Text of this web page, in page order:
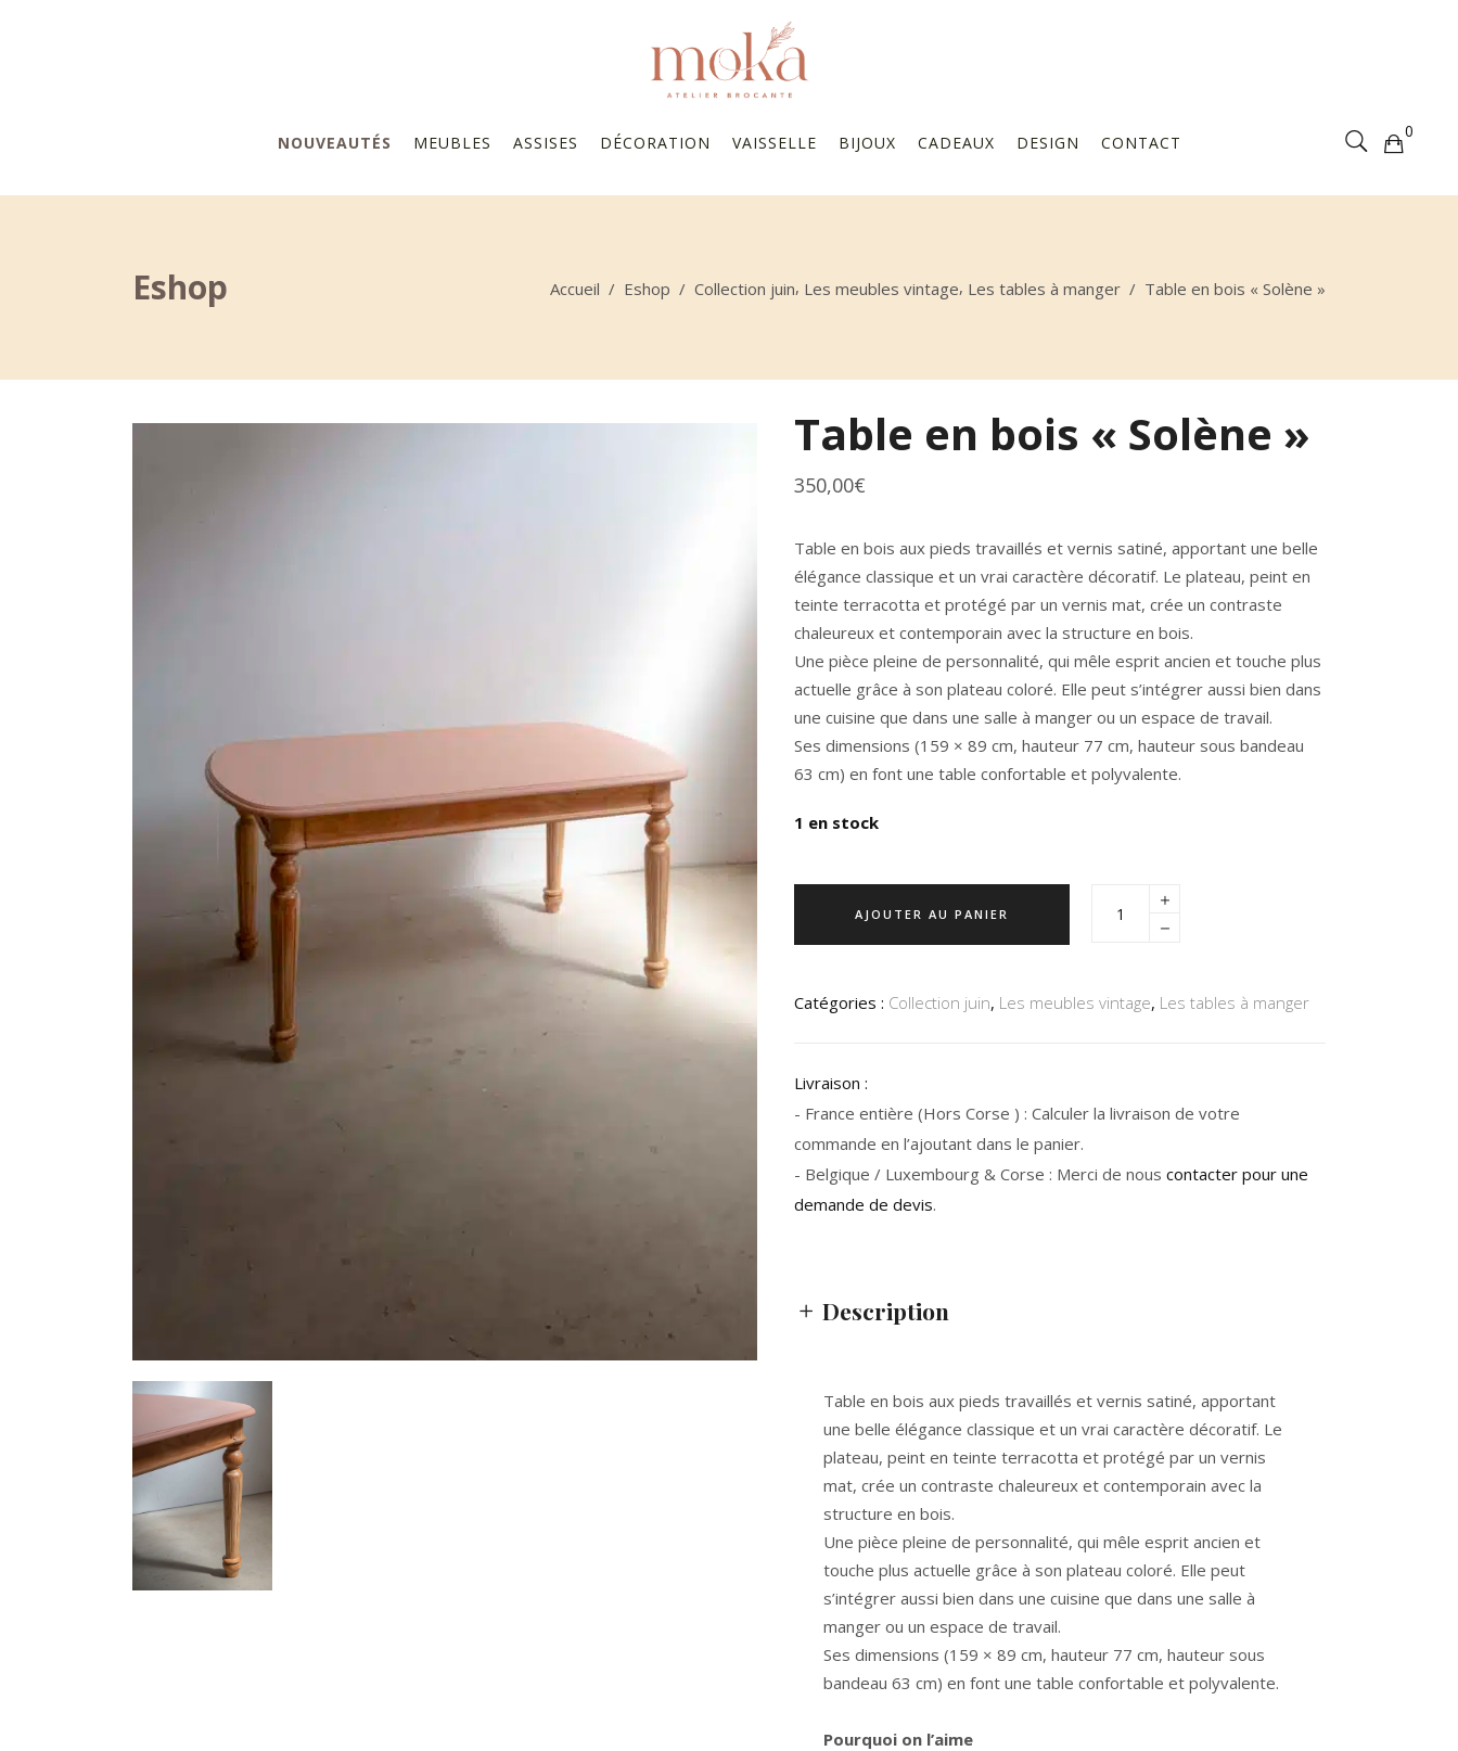
NOUVEAUTÉS MEUBLES ASSISES DÉCORATION VAISSELLE BIJOUX CADEAUX DESIGN CONTACT
0
Votre sélection est vide
Eshop Accueil / Eshop / Collection juin, Les meubles vintage, Les tables à manger / Table en bois « Solène »
Table en bois « Solène »
350,00€
Table en bois aux pieds travaillés et vernis satiné, apportant une belle
élégance classique et un vrai caractère décoratif. Le plateau, peint en
teinte terracotta et protégé par un vernis mat, crée un contraste
chaleureux et contemporain avec la structure en bois.
Une pièce pleine de personnalité, qui mêle esprit ancien et touche plus
actuelle grâce à son plateau coloré. Elle peut s’intégrer aussi bien dans
une cuisine que dans une salle à manger ou un espace de travail.
Ses dimensions (159 × 89 cm, hauteur 77 cm, hauteur sous bandeau
63 cm) en font une table confortable et polyvalente.
1 en stock
AJOUTER AU PANIER
Catégories : Collection juin, Les meubles vintage, Les tables à manger
Livraison :
- France entière (Hors Corse ) : Calculer la livraison de votre
commande en l’ajoutant dans le panier.
- Belgique / Luxembourg & Corse : Merci de nous contacter pour une
demande de devis.
Description
Table en bois aux pieds travaillés et vernis satiné, apportant
une belle élégance classique et un vrai caractère décoratif. Le
plateau, peint en teinte terracotta et protégé par un vernis
mat, crée un contraste chaleureux et contemporain avec la
structure en bois.
Une pièce pleine de personnalité, qui mêle esprit ancien et
touche plus actuelle grâce à son plateau coloré. Elle peut
s’intégrer aussi bien dans une cuisine que dans une salle à
manger ou un espace de travail.
Ses dimensions (159 × 89 cm, hauteur 77 cm, hauteur sous
bandeau 63 cm) en font une table confortable et polyvalente.
Pourquoi on l’aime